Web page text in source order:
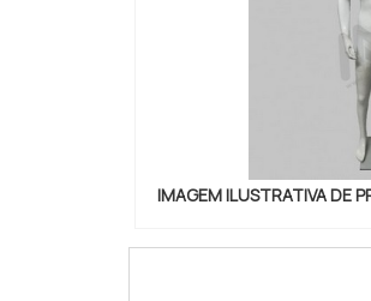
IMAGEM ILUSTRATIVA DE